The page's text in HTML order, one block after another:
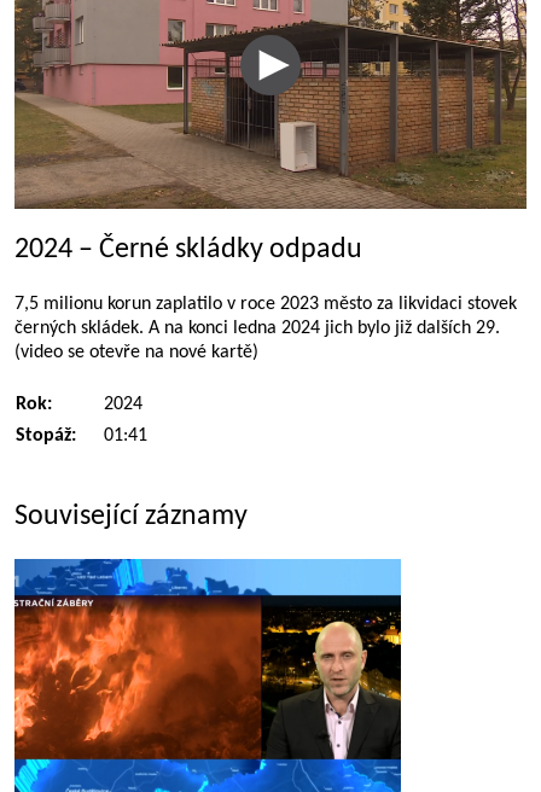
2024 – Černé skládky odpadu
7,5 milionu korun zaplatilo v roce 2023 město za likvidaci stovek
černých skládek. A na konci ledna 2024 jich bylo již dalších 29.
(video se otevře na nové kartě)
Rok:
2024
Stopáž:
01:41
Související záznamy